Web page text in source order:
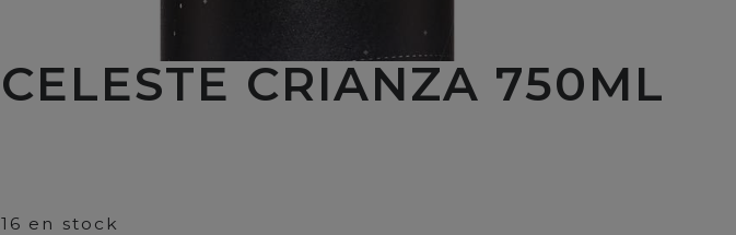
CELESTE CRIANZA 750ML
16 en stock